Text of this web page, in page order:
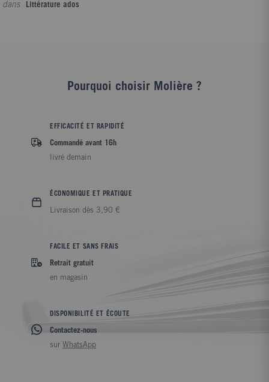
dans Littérature ados
Pourquoi choisir Molière ?
EFFICACITÉ ET RAPIDITÉ
Commandé avant 16h
livré demain
ÉCONOMIQUE ET PRATIQUE
Livraison dès 3,90 €
FACILE ET SANS FRAIS
Retrait gratuit
en magasin
DISPONIBILITÉ ET ÉCOUTE
Contactez-nous
sur WhatsApp